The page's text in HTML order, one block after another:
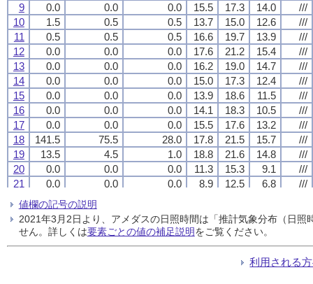
9
0.0 0.0 0.0 15.5 17.3 14.0
///
10
1.5 0.5 0.5 13.7 15.0 12.6
///
11
0.5 0.5 0.5 16.6 19.7 13.9
///
12
0.0 0.0 0.0 17.6 21.2 15.4
///
13
0.0 0.0 0.0 16.2 19.0 14.7
///
14
0.0 0.0 0.0 15.0 17.3 12.4
///
15
0.0 0.0 0.0 13.9 18.6 11.5
///
16
0.0 0.0 0.0 14.1 18.3 10.5
///
17
0.0 0.0 0.0 15.5 17.6 13.2
///
18
141.5 75.5 28.0 17.8 21.5 15.7
///
19
13.5 4.5 1.0 18.8 21.6 14.8
///
20
0.0 0.0 0.0 11.3 15.3 9.1
///
21
0.0 0.0 0.0 8.9 12.5 6.8
///
22
0.0
23
14.0 11.5 8.5 14.1 17.1 9.6
///
24
0.0 0.0 0.0 9.4 11.0 8.4
///
7.2
///
9
0.0 0.0 0.0 15.5 17.3 14.0
///
10
1.5 0.5 0.5 13.7 15.0 12.6
///
11
0.5 0.5 0.5 16.6 19.7 13.9
///
12
0.0 0.0 0.0 17.6 21.2 15.4
///
13
0.0 0.0 0.0 16.2 19.0 14.7
///
14
0.0 0.0 0.0 15.0 17.3 12.4
///
15
0.0 0.0 0.0 13.9 18.6 11.5
///
16
0.0 0.0 0.0 14.1 18.3 10.5
///
17
0.0 0.0 0.0 15.5 17.6 13.2
///
18
141.5 75.5 28.0 17.8 21.5 15.7
///
19
13.5 4.5 1.0 18.8 21.6 14.8
///
20
0.0 0.0 0.0 11.3 15.3 9.1
///
21
0.0 0.0 0.0 8.9 12.5 6.8
///
22
0.0
23
14.0 11.5 8.5 14.1 17.1 9.6
///
24
0.0 0.0 0.0 9.4 11.0 8.4
///
7.2
///
9
0.0 0.0 0.0 15.5 17.3 14.0
///
10
1.5 0.5 0.5 13.7 15.0 12.6
///
11
0.5 0.5 0.5 16.6 19.7 13.9
///
12
0.0 0.0 0.0 17.6 21.2 15.4
///
13
0.0 0.0 0.0 16.2 19.0 14.7
///
14
0.0 0.0 0.0 15.0 17.3 12.4
///
15
0.0 0.0 0.0 13.9 18.6 11.5
///
16
0.0 0.0 0.0 14.1 18.3 10.5
///
17
0.0 0.0 0.0 15.5 17.6 13.2
///
18
141.5 75.5 28.0 17.8 21.5 15.7
///
19
13.5 4.5 1.0 18.8 21.6 14.8
///
20
0.0 0.0 0.0 11.3 15.3 9.1
///
21
0.0 0.0 0.0 8.9 12.5 6.8
///
22
0.0
23
14.0 11.5 8.5 14.1 17.1 9.6
///
24
0.0 0.0 0.0 9.4 11.0 8.4
///
7.2
///
9
0.0 0.0 0.0 15.5 17.3 14.0
///
10
1.5 0.5 0.5 13.7 15.0 12.6
///
11
0.5 0.5 0.5 16.6 19.7 13.9
///
12
0.0 0.0 0.0 17.6 21.2 15.4
///
13
0.0 0.0 0.0 16.2 19.0 14.7
///
14
0.0 0.0 0.0 15.0 17.3 12.4
///
15
0.0 0.0 0.0 13.9 18.6 11.5
///
16
0.0 0.0 0.0 14.1 18.3 10.5
///
17
0.0 0.0 0.0 15.5 17.6 13.2
///
18
141.5 75.5 28.0 17.8 21.5 15.7
///
19
13.5 4.5 1.0 18.8 21.6 14.8
///
20
0.0 0.0 0.0 11.3 15.3 9.1
///
21
0.0 0.0 0.0 8.9 12.5 6.8
///
22
0.0
23
14.0 11.5 8.5 14.1 17.1 9.6
///
24
0.0 0.0 0.0 9.4 11.0 8.4
///
7.2
///
値欄の記号の説明
2021年3月2日より、アメダスの日照時間は「推計気象分布（日
せん。詳しくは要素ごとの値の補足説明をご覧ください。
利用される